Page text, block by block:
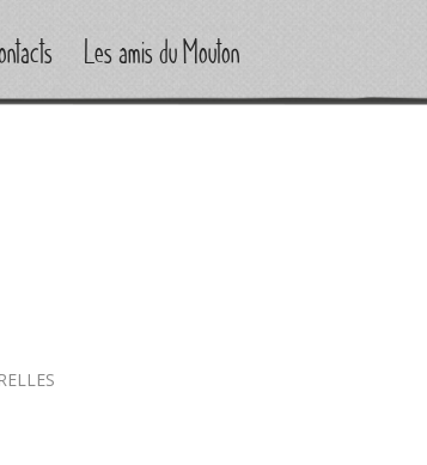
Les amis du Mouton